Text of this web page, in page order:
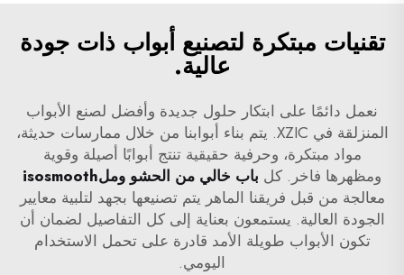
تقنيات مبتكرة لتصنيع أبواب ذات جودة
عالية.
نعمل دائمًا على ابتكار حلول جديدة وأفضل لصنع الأبواب
المنزلقة في XZIC. يتم بناء أبوابنا من خلال ممارسات حديثة،
مواد مبتكرة، وحرفية حقيقية تنتج أبوابًا أصيلة وقوية
ومظهرها فاخر. كل باب خالي من الحشو وملisosmooth
معالجة من قبل فريقنا الماهر يتم تصنيعها بجهد لتلبية معايير
الجودة العالية. يستمعون بعناية إلى كل التفاصيل لضمان أن
تكون الأبواب طويلة الأمد قادرة على تحمل الاستخدام
اليومي.